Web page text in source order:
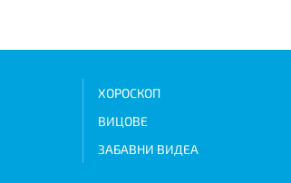
ХОРОСКОП
ВИЦОВЕ
ЗАБАВНИ ВИДЕА